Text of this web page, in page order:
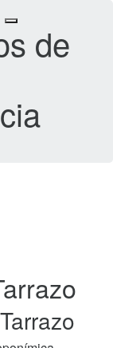
Toggle
navigation